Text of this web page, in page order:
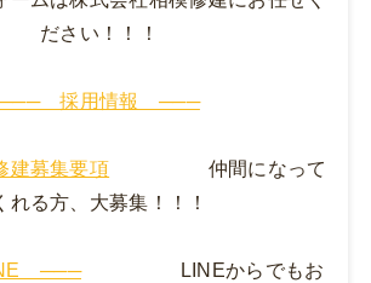
ださい！！！
─── 採用情報 ───
建募集要項 仲間になって
れる方、大募集！！！
───LINEからでもお